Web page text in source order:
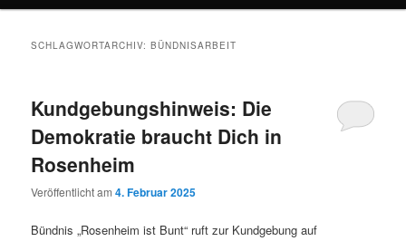
SCHLAGWORTARCHIV:BÜNDNISARBEIT
Kundgebungshinweis: Die
Demokratie braucht Dich in
Rosenheim
Veröffentlicht am4. Februar 2025
Bündnis „Rosenheim ist Bunt“ ruft zur Kundgebung auf